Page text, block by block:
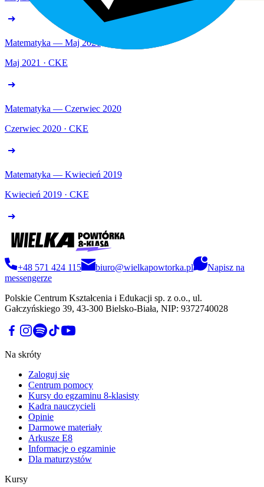
Matematyka — Maj 2021
Maj 2021 · CKE
Matematyka — Czerwiec 2020
Czerwiec 2020 · CKE
Matematyka — Kwiecień 2019
Kwiecień 2019 · CKE
+48 571 424 115 biuro@wielkapowtorka.pl
Napisz na
messengerze
Polskie Centrum Kształcenia i Edukacji sp. z o.o., ul.
Gałczyńskiego 39, 43-300 Bielsko-Biała, NIP: 9372740028
Na skróty
Zaloguj się
Centrum pomocy
Kursy do egzaminu 8-klasisty
Kadra nauczycieli
Opinie
Darmowe materiały
Arkusze E8
Informacje o egzaminie
Dla maturzystów
Kursy